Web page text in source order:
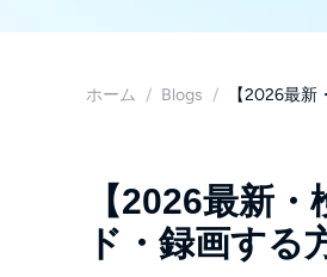
ホーム / Blogs / 【2026最
【2026最新
ド・録画する